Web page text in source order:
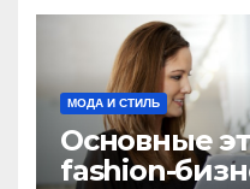
МОДА И СТИЛЬ
Основные
fashion-